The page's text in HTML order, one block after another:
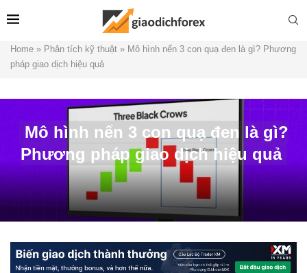
Home » Phân tích kỹ thuật » Mô hình nến 3 con quạ đen là gì? Phương
pháp giao dịch hiệu quả
Mô hình nến 3 con quạ đen là gì?
Phương pháp giao dịch hiệu quả